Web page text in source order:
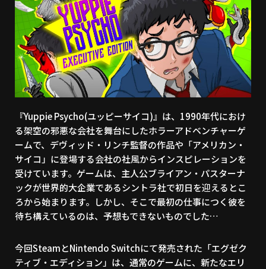
『Yuppie Psycho(ユッピーサイコ)』は、1990年代におけ
る架空の邪悪な会社を舞台にしたホラーアドベンチャーゲ
ームで、デヴィッド・リンチ監督の作品や「アメリカン・
サイコ」に登場する会社の社風からインスピレーションを
受けています。ゲームは、主人公ブライアン・パスターナ
ックが世界的大企業であるシントラ社で初日を迎えるとこ
ろから始まります。しかし、そこで最初の仕事につく彼を
待ち構えているのは、予想もできないものでした…
今回SteamとNintendo Switchにて発売された「エグゼク
ティブ・エディション」は、通常のゲームに、新たなエリ